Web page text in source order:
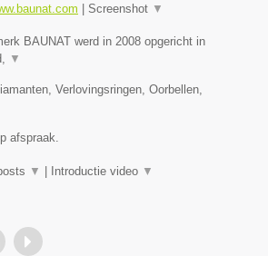
Screenshot ▼
BAUNAT werd in 2008 opgericht in
▼
Verlovingsringen, Oorbellen,
afspraak.
▼ Introductie video ▼